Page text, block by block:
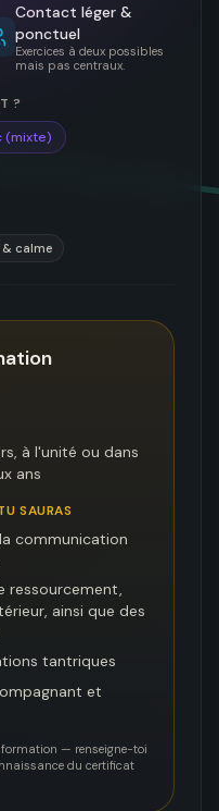
Contact léger &
ponctuel
Exercices à deux possibles
mais pas centraux.
?
(mixte)
calme
à l'unité ou dans
ans
SAURAS
communication
ressourcement,
ainsi que des
tantriques
et
— renseigne-toi
du certificat